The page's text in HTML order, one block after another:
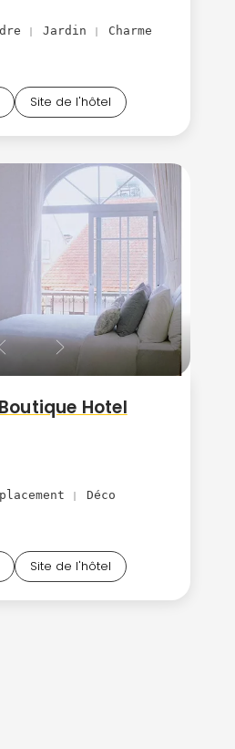
Jardin Charme
Site de l'hôtel
Hotel
Déco
Site de l'hôtel